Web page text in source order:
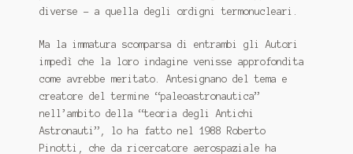
diverse - a quella degli ordigni termonucleari.
Ma la immatura scomparsa di entrambi gli Autori
impedì che la loro indagine venisse approfondita
come avrebbe meritato. Antesignano del tema e
creatore del termine “paleoastronautica”
nell’ambito della “teoria degli Antichi
Astronauti”, lo ha fatto nel 1988 Roberto
Pinotti, che da ricercatore aerospaziale ha